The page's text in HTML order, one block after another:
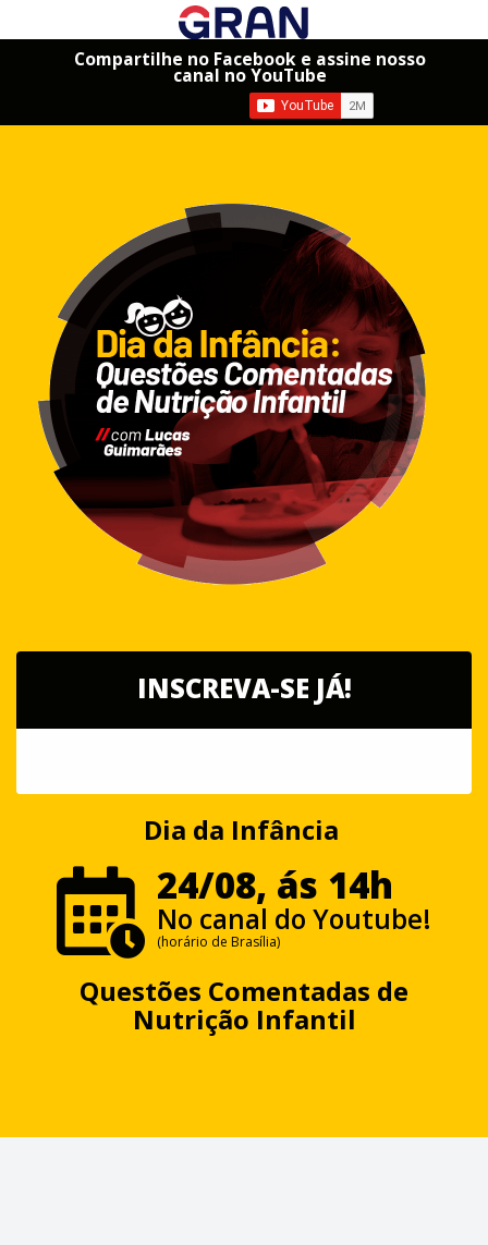
Compartilhe no Facebook e assine nosso
canal no YouTube
INSCREVA-SE JÁ!
Dia da Infância
24/08, ás 14h
No canal do Youtube!
(horário de Brasília)
Questões Comentadas de
Nutrição Infantil